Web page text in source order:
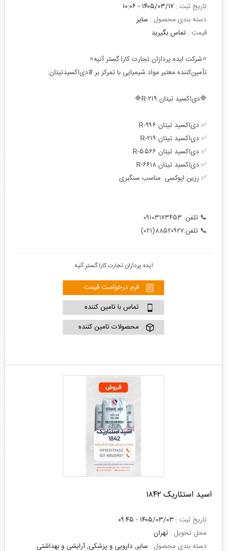
تاریخ ثبت : ۱۴۰۵/۰۳/۱۷ - ۱۰:۰۶
دسته بندی محصول : سایر
قیمت : تماس بگیرید
⭐️شرکت ایده پردازان تجارت کارا گستر آتیه⭐️
تأمین‌کننده معتبر مواد شیمیایی با تمرکز بر #دی‌اکسیدتیتان:
🔷دی‌اکسید تیتان R-۲۱۹🔷
✅ دی‌اکسید تیتان R-۹۹۶
✅ دی‌اکسید تیتان R-۲۱۹
✅ دی‌اکسید تیتان R-۵۵۶۶
✅ دی‌اکسید تیتان R-۶۶۱۸
✅ رزین اپوکسی مناسب سنگبری
📞 تلفن: ۰۹۱۰۳۱۷۳۴۵۳
📞 تلفن:۸۸۵۲۰۹۲۷(۰۲۱)
ایده پردازان تجارت کارا گستر آتیه
فرم درخواست قیمت
تماس با تامین کننده
محصولات تامین کننده
اسید استئاریک ۱۸۴۲
تاریخ ثبت : ۱۴۰۵/۰۳/۰۳ - ۰۹:۴۵
محل تحویل : تهران
دسته بندی محصول : سایر, دارویی و پزشکی, آرایشی و بهداشتی